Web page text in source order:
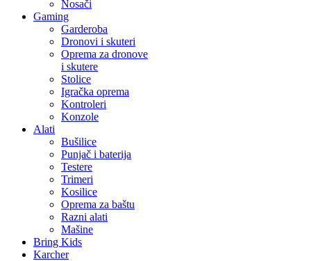
Nosači
Gaming
Garderoba
Dronovi i skuteri
Oprema za dronove
i skutere
Stolice
Igračka oprema
Kontroleri
Konzole
Alati
Bušilice
Punjač i baterija
Testere
Trimeri
Kosilice
Oprema za baštu
Razni alati
Mašine
Bring Kids
Karcher